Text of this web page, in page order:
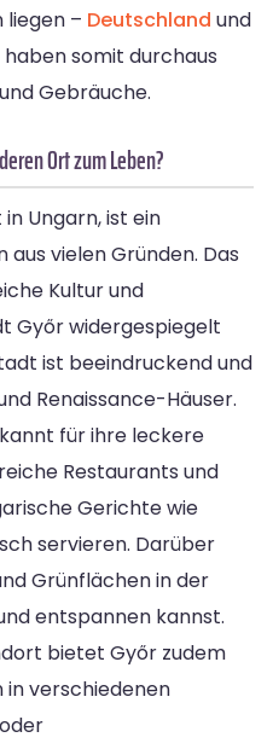
liegen – Deutschland und
somit durchaus
Gebräuche.
Ort zum Leben?
Ungarn, ist ein
vielen Gründen. Das
Kultur und
Győr widergespiegelt
ist beeindruckend und
Renaissance-Häuser.
für ihre leckere
Restaurants und
Gerichte wie
servieren. Darüber
Grünflächen in der
entspannen kannst.
bietet Győr zudem
verschiedenen